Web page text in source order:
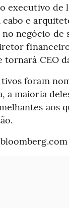
executivo de
e
negócio de
tornará CEO
foram
a maioria
aos